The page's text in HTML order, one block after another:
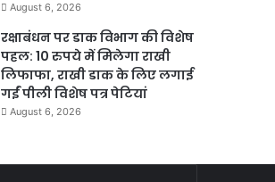
August 6, 2026
रक्षाबंधन पर डाक विभाग की विशेष
पहल: 10 रुपये में मिलेगा राखी
लिफाफा, राखी डाक के लिए लगाई
गईं पीली विशेष पत्र पेटियां
August 6, 2026